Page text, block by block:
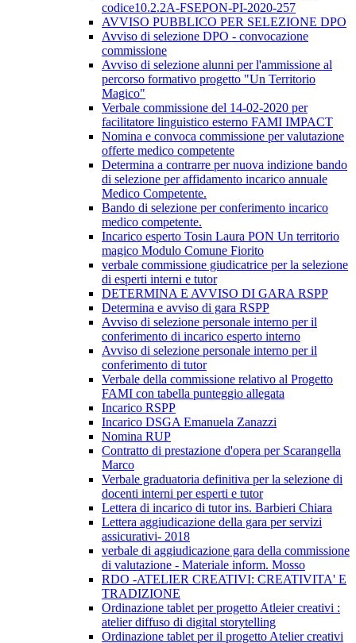
codice10.2.2A-FSEPON-PI-2020-257
AVVISO PUBBLICO PER SELEZIONE DPO
Avviso di selezione DPO - convocazione
commissione
Avviso di selezione alunni per l'ammissione al
percorso formativo progetto "Un Territorio
Magico"
Verbale commissione del 14-02-2020 per
facilitatore linguistico esterno FAMI IMPACT
Nomina e convoca commissione per valutazione
offerte medico competente
Determina a contrarre per nuova indizione bando
di selezione per affidamento incarico annuale
Medico Competente.
Bando di selezione per conferimento incarico
medico competente.
Incarico esperto Tosin Laura PON Un territorio
magico Modulo Comune Fiorito
verbale commissione giudicatrice per la selezione
di esperti interni e tutor
DETERMINA E AVVISO DI GARA RSPP
Determina e avviso di gara RSPP
Avviso di selezione personale interno per il
conferimento di incarico esperto interno
Avviso di selezione personale interno per il
conferimento di tutor
Verbale della commissione relativo al Progetto
FAMI con tabella punteggio allegata
Incarico RSPP
Incarico DSGA Emanuela Zanazzi
Nomina RUP
Contratto di prestazione d'opera per Scarangella
Marco
Verbale graduatoria definitiva per la selezione di
docenti interni per esperti e tutor
Lettera di incarico di tutor ins. Barbieri Chiara
Lettera aggiudicazione della gara per servizi
assicurativi- 2018
verbale di aggiudicazione gara della commissione
di valutazione - Materiale inform. Mosso
RDO -ATELIER CREATIVI: CREATIVITA' E
TRADIZIONE
Ordinazione tablet per progetto Atleier creativi :
atelier diffuso di digital storytelling
Ordinazione tablet per il progetto Atelier creativi